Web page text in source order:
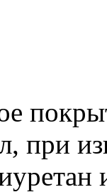
при